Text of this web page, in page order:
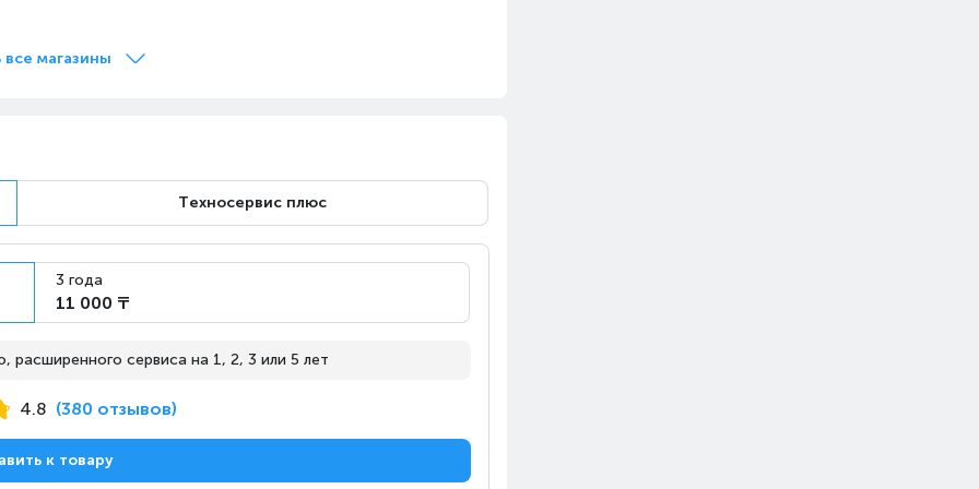
Завтра Под заказ
Завтра
все магазины
Техносервис плюс
3 года
11 000 ₸
расширенного сервиса на 1, 2, 3 или 5 лет
4.8 (380 отзывов)
к товару